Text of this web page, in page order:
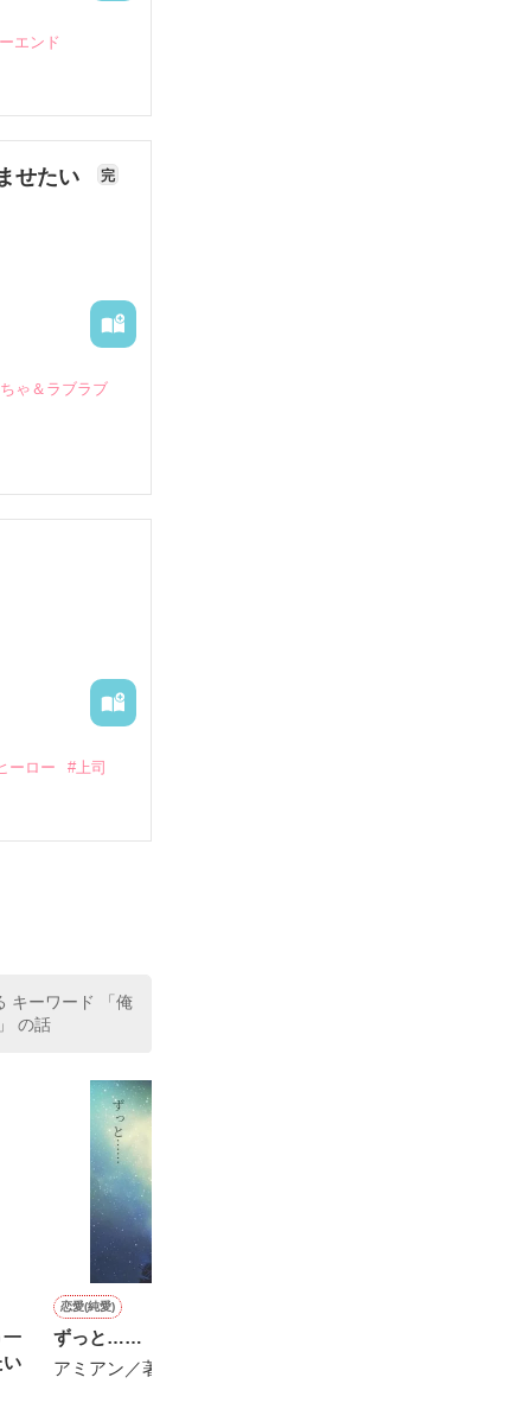
エンド
せたい 完
ゃ＆ラブラブ
閥御曹司に
影恭司その
れた上、二
ーロー #上司
居まで提案
キーワード 「俺
の話
一
い
恋愛(純愛)
ずっと……
アミアン／著